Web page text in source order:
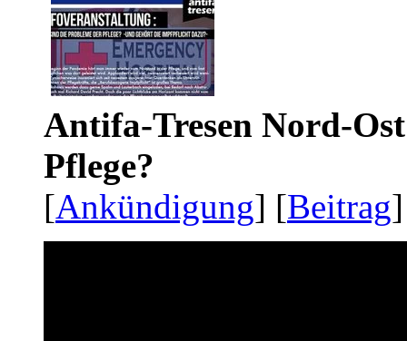
Antifa-Tresen Nord-
Pflege?
[Ankündigung] [Beitrag